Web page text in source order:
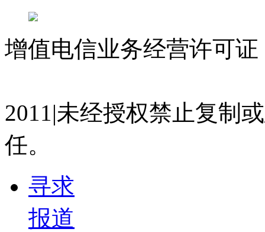
增值电信业务经营许可
2011|未经授权禁止复制
任。
寻求
报道